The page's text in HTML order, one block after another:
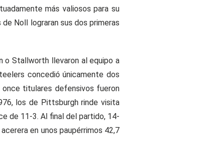
más valiosos para su
Noll lograran sus dos primeras
o Stallworth llevaron al equipo a
concedió únicamente dos
titulares defensivos fueron
los de Pittsburgh rinde visita
de 11-3. Al final del partido, 14-
en unos paupérrimos 42,7